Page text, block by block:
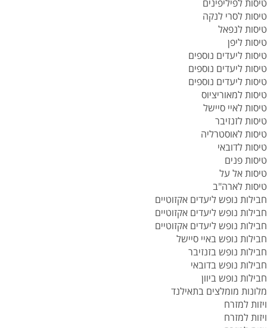
טיסות לפיליפינים
טיסות לסרי לנקה
טיסות לנפאל
טיסות ליפן
טיסות ליעדים נוספים
טיסות ליעדים נוספים
טיסות ליעדים נוספים
טיסות למאוריציוס
טיסות לאיי סיישל
טיסות לזנזיבר
טיסות לאוסטרליה
טיסות לדובאי
טיסות פנים
טיסות אל על
טיסות לארה"ב
חבילות נופש ליעדים אקזוטיים
חבילות נופש ליעדים אקזוטיים
חבילות נופש ליעדים אקזוטיים
חבילות נופש באיי סיישל
חבילות נופש בזנזיבר
חבילות נופש בדובאי
חבילות נופש ביוון
מלונות מומלצים בתאילנד
ויזות למזרח
ויזות למזרח